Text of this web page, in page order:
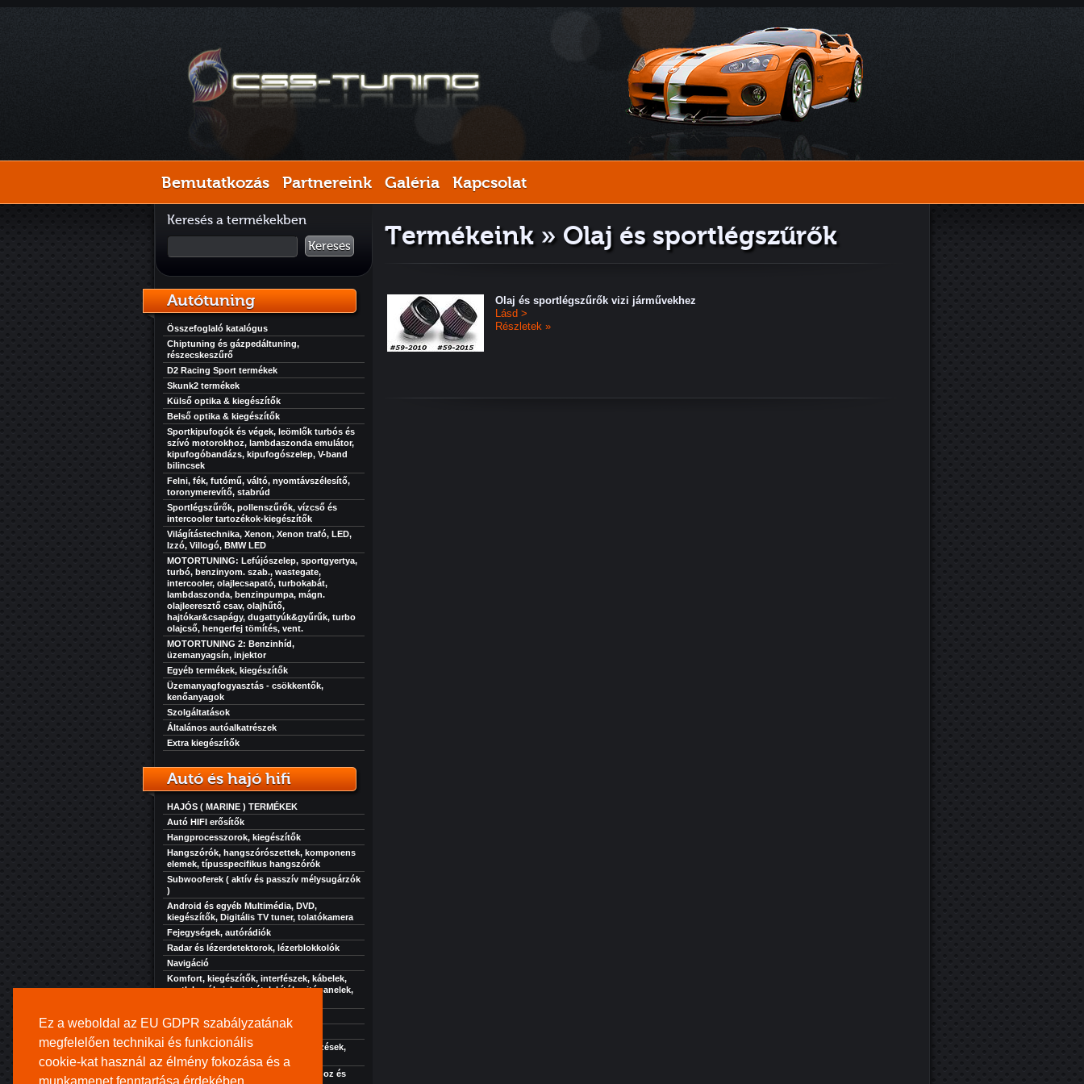
Ez a weboldal az EU GDPR szabályzatának
megfelelően technikai és funkcionális
cookie-kat használ az élmény fokozása és a
Bemutatkozás Partnereink Galéria Kapcsolat
Keresés a termékekben
Keresés
Autótuning
Összefoglaló katalógus
Chiptuning és gázpedáltuning,
részecskeszűrő
D2 Racing Sport termékek
Skunk2 termékek
Külső optika & kiegészítők
Belső optika & kiegészítők
Sportkipufogók és végek, leömlők turbós és
szívó motorokhoz, lambdaszonda emulátor,
kipufogóbandázs, kipufogószelep, V-band
bilincsek
Felni, fék, futómű, váltó, nyomtávszélesítő,
toronymerevítő, stabrúd
Sportlégszűrők, pollenszűrők, vízcső és
intercooler tartozékok-kiegészítők
Világítástechnika, Xenon, Xenon trafó, LED,
Izzó, Villogó, BMW LED
MOTORTUNING: Lefújószelep, sportgyertya,
turbó, benzinyom. szab., wastegate,
intercooler, olajlecsapató, turbokabát,
lambdaszonda, benzinpumpa, mágn.
olajleeresztő csav, olajhűtő,
hajtókar&csapágy, dugattyúk&gyűrűk, turbo
olajcső, hengerfej tömítés, vent.
MOTORTUNING 2: Benzinhíd,
üzemanyagsín, injektor
Egyéb termékek, kiegészítők
Üzemanyagfogyasztás - csökkentők,
kenőanyagok
Szolgáltatások
Általános autóalkatrészek
Extra kiegészítők
Autó és hajó hifi
HAJÓS ( MARINE ) TERMÉKEK
Autó HIFI erősítők
Hangprocesszorok, kiegészítők
Hangszórók, hangszórószettek, komponens
elemek, típusspecifikus hangszórók
Subwooferek ( aktív és passzív mélysugárzók
)
Android és egyéb Multimédia, DVD,
kiegészítők, Digitális TV tuner, tolatókamera
Fejegységek, autórádiók
Radar és lézerdetektorok, lézerblokkolók
Navigáció
Komfort, kiegészítők, interfészek, kábelek,
csatlakozók, jelszint átalakítók, ajtópanelek,
Akkuk-töltők-elektronikák
Extra kiegészítők, kényelmi berendezések,
hűtés, fűtés, stb...
Kihangosító rendszer turistajáratokhoz és
Termékeink » Olaj és sportlégszűrők
Olaj és sportlégszűrők vizi járművekhez
Lásd >
Részletek »